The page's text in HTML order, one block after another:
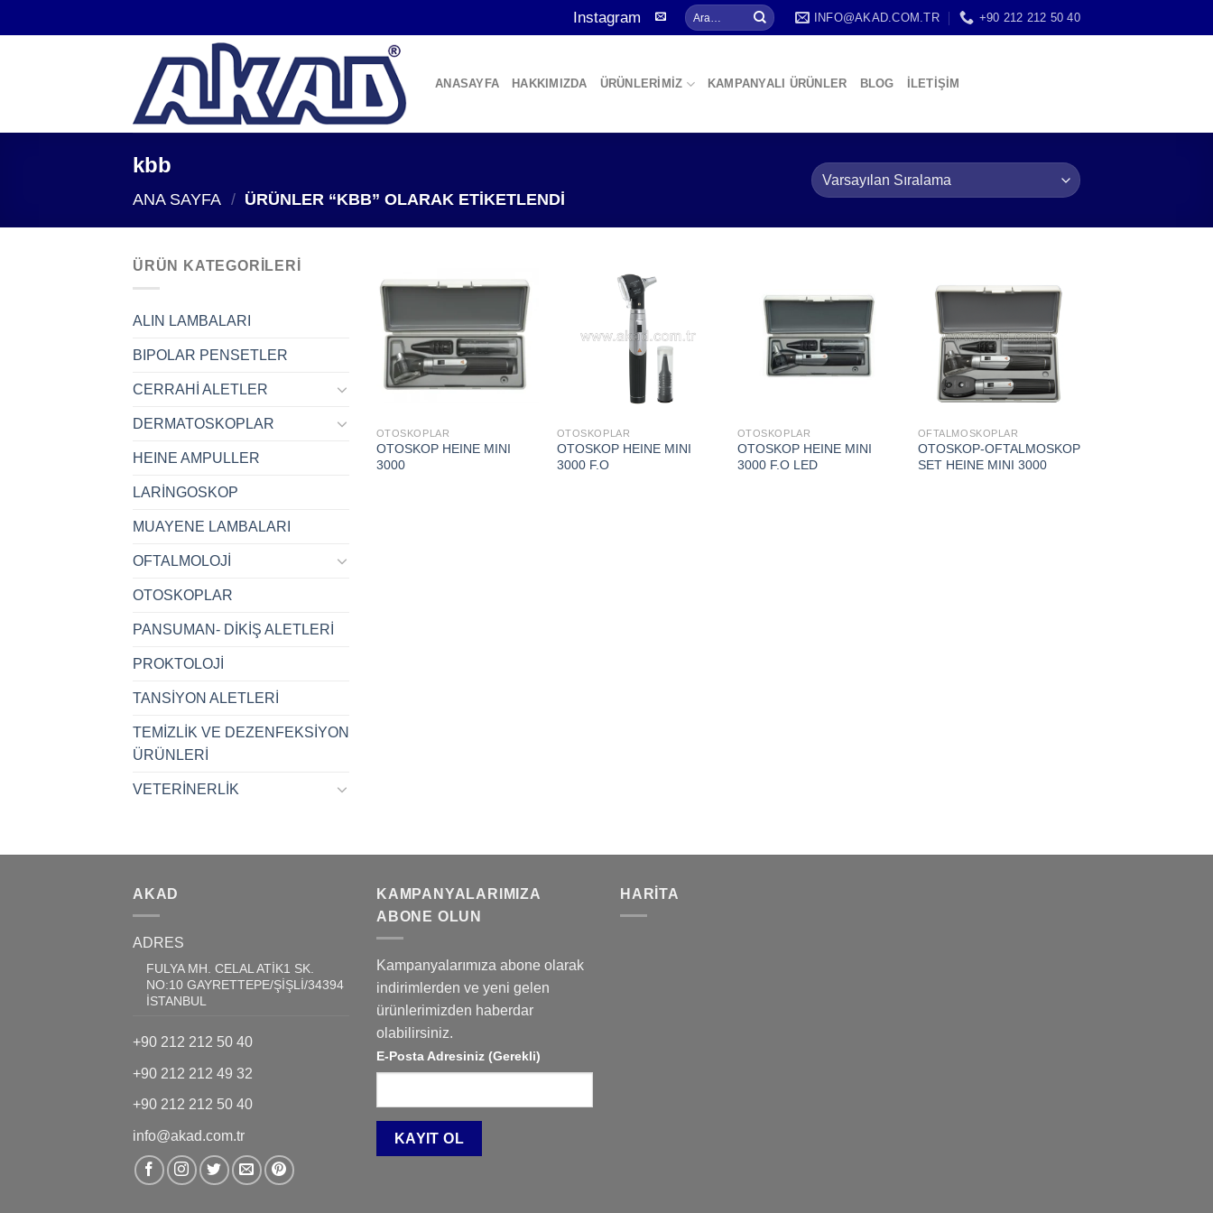
atla
Instagram Ara: INFO@AKAD.COM.TR +90 212 212 50 40
ANASAYFA HAKKIMIZDA ÜRÜNLERİMİZ KAMPANYALI ÜRÜNLER BLOG İLETİŞİM
kbb
ANA SAYFA / ÜRÜNLER “KBB” OLARAK ETIKETLENDI
ÜRÜN KATEGORILERI
ALIN LAMBALARI
BIPOLAR PENSETLER
CERRAHİ ALETLER
DERMATOSKOPLAR
HEINE AMPULLER
LARİNGOSKOP
MUAYENE LAMBALARI
OFTALMOLOJİ
OTOSKOPLAR
PANSUMAN- DİKİŞ ALETLERİ
PROKTOLOJİ
TANSİYON ALETLERİ
TEMİZLİK VE DEZENFEKSİYON
ÜRÜNLERİ
VETERİNERLİK
Add to
wishlist
OTOSKOPLAR
OTOSKOP HEINE MINI
3000
Add to
wishlist
OTOSKOPLAR
OTOSKOP HEINE MINI
3000 F.O
Add to
wishlist
OTOSKOPLAR
OTOSKOP HEINE MINI
3000 F.O LED
Add to
wishlist
OFTALMOSKOPLAR
OTOSKOP-OFTALMOSKOP
SET HEINE MINI 3000
AKAD
ADRES
FULYA MH. CELAL ATİK1 SK.
NO:10 GAYRETTEPE/ŞİŞLİ/34394
İSTANBUL
+90 212 212 50 40
+90 212 212 49 32
+90 212 212 50 40
info@akad.com.tr
KAMPANYALARIMIZA
ABONE OLUN
Kampanyalarımıza abone olarak
indirimlerden ve yeni gelen
ürünlerimizden haberdar
olabilirsiniz.
E-Posta Adresiniz (Gerekli)
HARITA